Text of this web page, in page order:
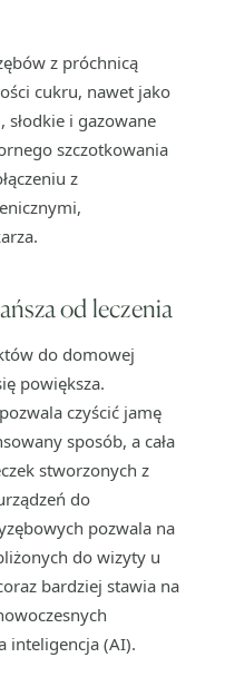
z próchnicą
cukru, nawet jako
słodkie i gazowane
szczotkowania
z
od leczenia
do domowej
powiększa.
czyścić jamę
sposób, a cała
stworzonych z
do
pozwala na
do wizyty u
bardziej stawia na
inteligencja (AI).